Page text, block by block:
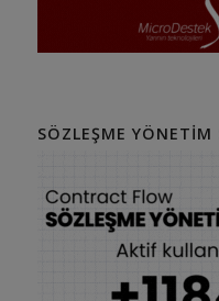
SÖZLEŞME YÖNETIM